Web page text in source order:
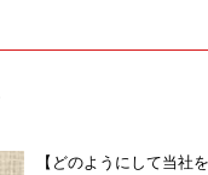
【どのようにして当社